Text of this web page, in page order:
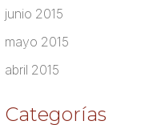
junio 2015
mayo 2015
abril 2015
Categorías